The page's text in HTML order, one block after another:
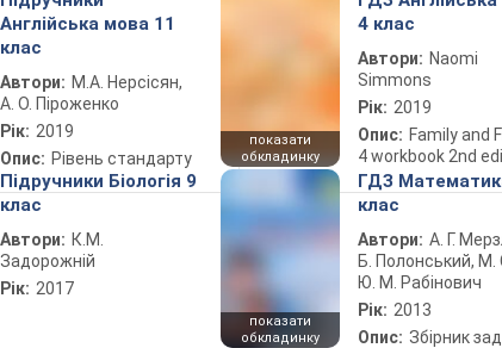
Англійська мова 11
клас
Автори: М.А. Нерсісян,
А. О. Піроженко
Рік: 2019
Опис: Рівень стандарту
показати
обкладинку
4 клас
Автори: Naomi
Simmons
Рік: 2019
Опис: Family and
4 workbook 2nd
Підручники Біологія 9
клас
Автори: К.М.
Задорожній
Рік: 2017
показати
обкладинку
ГДЗ
клас
Автори: А. Г.
Б. Полонський, М.
Ю. М. Рабінович
Рік: 2013
Опис: Збірник